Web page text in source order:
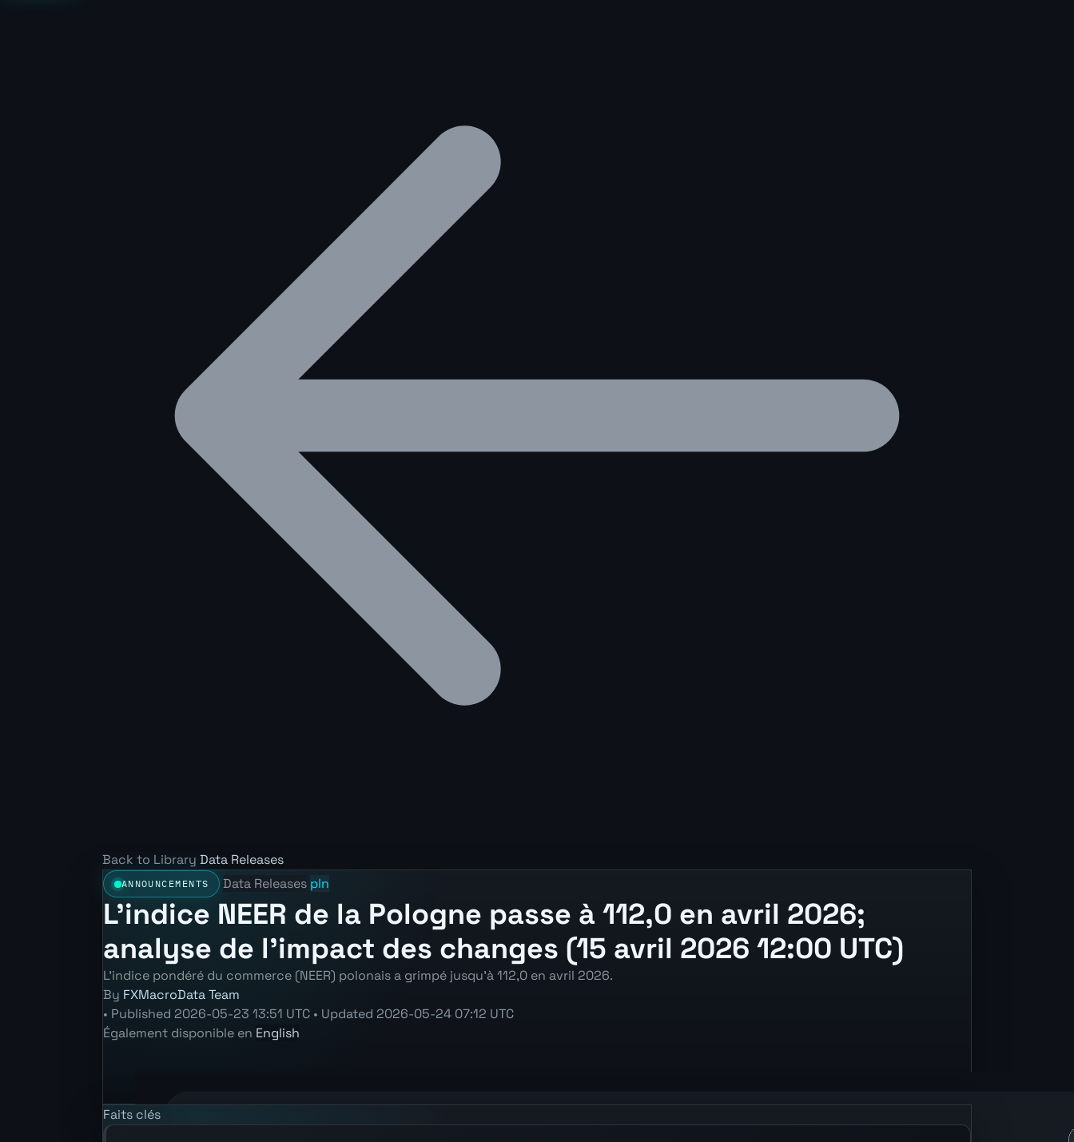
Back to Library Data Releases
ANNOUNCEMENTS Data Releases pln
L'indice NEER de la Pologne passe à 112,0 en avril 2026;
analyse de l'impact des changes (15 avril 2026 12:00 UTC)
L'indice pondéré du commerce (NEER) polonais a grimpé jusqu'à 112,0 en avril 2026.
By FXMacroData Team
• Published 2026-05-23 13:51 UTC • Updated 2026-05-24 07:12 UTC
Également disponible en English
Faits clés